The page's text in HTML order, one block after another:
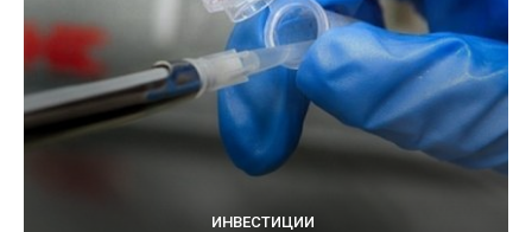
ИНВЕСТИЦИИ